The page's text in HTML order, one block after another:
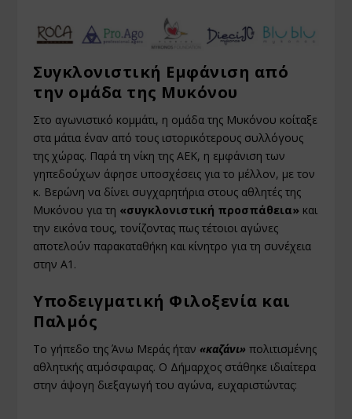
Συγκλονιστική Εμφάνιση από
την ομάδα της Μυκόνου
Στο αγωνιστικό κομμάτι, η ομάδα της Μυκόνου κοίταξε
στα μάτια έναν από τους ιστορικότερους συλλόγους
της χώρας. Παρά τη νίκη της ΑΕΚ, η εμφάνιση των
γηπεδούχων άφησε υποσχέσεις για το μέλλον, με τον
κ. Βερώνη να δίνει συγχαρητήρια στους αθλητές της
Μυκόνου για τη «συγκλονιστική προσπάθεια» και
την εικόνα τους, τονίζοντας πως τέτοιοι αγώνες
αποτελούν παρακαταθήκη και κίνητρο για τη συνέχεια
στην Α1.
Υποδειγματική Φιλοξενία και
Παλμός
Το γήπεδο της Άνω Μεράς ήταν«καζάνι» πολιτισμένης
αθλητικής ατμόσφαιρας. Ο Δήμαρχος στάθηκε ιδιαίτερα
στην άψογη διεξαγωγή του αγώνα, ευχαριστώντας: